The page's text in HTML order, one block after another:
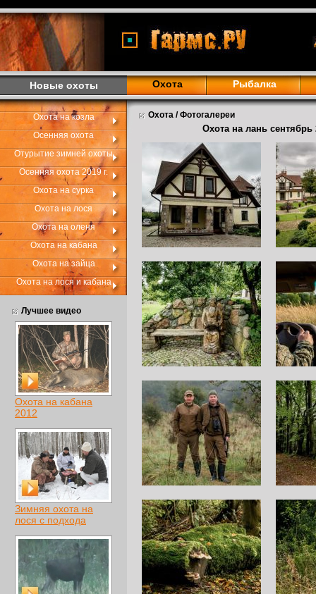
Новые охоты Охота Рыбалка
Охота на козла
Осенняя охота
Отурытие зимней охоты
Осенняя охота 2019 г.
Охота на сурка
Охота на лося
Охота на оленя
Охота на кабана
Охота на зайца
Охота на лося и кабана
Лучшее видео
Охота на кабана
2012
Зимняя охота на
лося с подхода
Охота / Фотогалереи
Охота на лань сентябрь